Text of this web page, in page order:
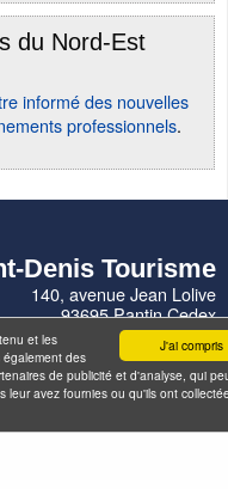
J'ai compris
et les
des
de publicité et d'analyse, qui
leur avez fournies ou qu'ils ont
du Nord-Est
informé des nouvelles
professionnels.
Denis Tourisme
140, avenue Jean Lolive
93695 Pantin Cedex
Téléphone
Contact
FAQ